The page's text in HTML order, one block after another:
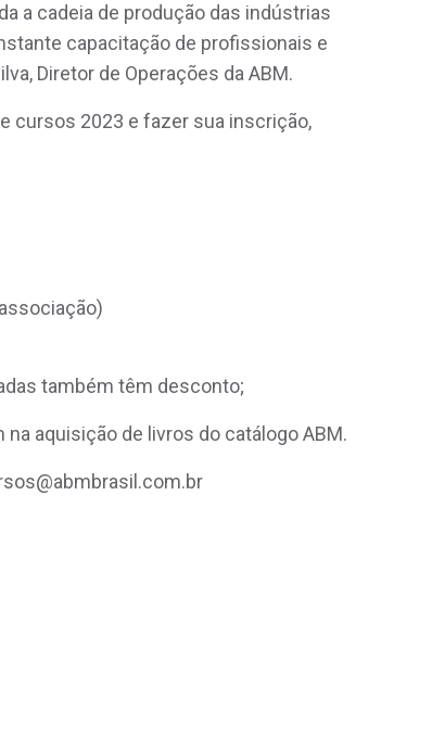
a cadeia de produção das indústrias
capacitação de profissionais e
Diretor de Operações da ABM.
cursos 2023 e fazer sua inscrição,
também têm desconto;
aquisição de livros do catálogo ABM.